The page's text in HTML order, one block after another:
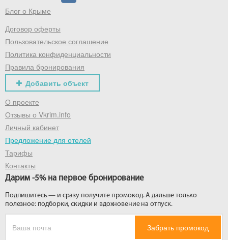
Блог о Крыме
Договор оферты
Пользовательское соглашение
Политика конфиденциальности
Правила бронирования
Добавить объект
О проекте
Отзывы о Vkrim.info
Личный кабинет
Предложение для отелей
Тарифы
Контакты
Дарим -5% на первое бронирование
Подпишитесь — и сразу получите промокод. А дальше только
полезное: подборки, скидки и вдохновение на отпуск.
Забрать промокод